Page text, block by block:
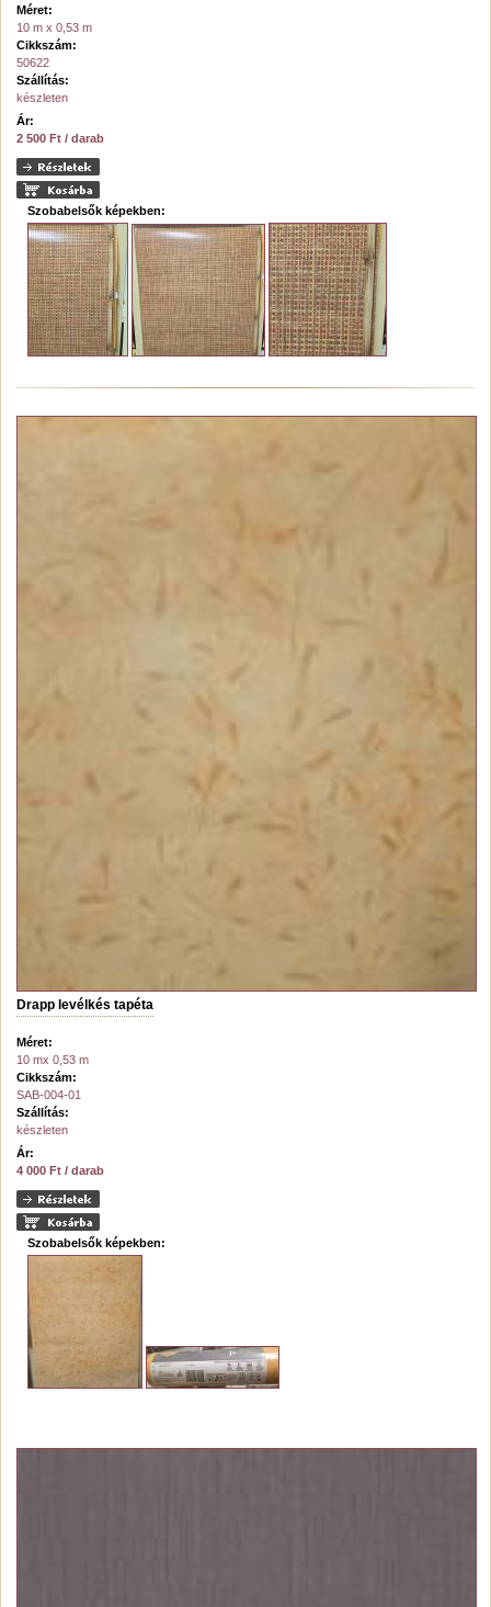
Méret:
10 m x 0,53 m
Cikkszám:
50622
Szállítás:
készleten
Ár:
2 500 Ft / darab
Szobabelsők képekben:
Drapp levélkés tapéta
Méret:
10 mx 0,53 m
Cikkszám:
SAB-004-01
Szállítás:
készleten
Ár:
4 000 Ft / darab
Szobabelsők képekben: